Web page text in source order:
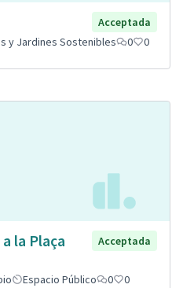
Acceptada
y Jardines Sostenibles 0 0
la Plaça
Acceptada
Espacio Público 0 0